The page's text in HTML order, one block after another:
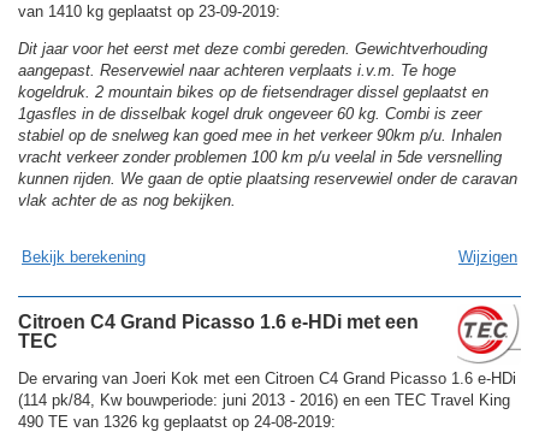
van 1410 kg geplaatst op 23-09-2019:
Dit jaar voor het eerst met deze combi gereden. Gewichtverhouding
aangepast. Reservewiel naar achteren verplaats i.v.m. Te hoge
kogeldruk. 2 mountain bikes op de fietsendrager dissel geplaatst en
1gasfles in de disselbak kogel druk ongeveer 60 kg. Combi is zeer
stabiel op de snelweg kan goed mee in het verkeer 90km p/u. Inhalen
vracht verkeer zonder problemen 100 km p/u veelal in 5de versnelling
kunnen rijden. We gaan de optie plaatsing reservewiel onder de caravan
vlak achter de as nog bekijken.
Bekijk berekening Wijzigen
Citroen C4 Grand Picasso 1.6 e-HDi met een
TEC
De ervaring van Joeri Kok met een Citroen C4 Grand Picasso 1.6 e-HDi
(114 pk/84, Kw bouwperiode: juni 2013 - 2016) en een TEC Travel King
490 TE van 1326 kg geplaatst op 24-08-2019: